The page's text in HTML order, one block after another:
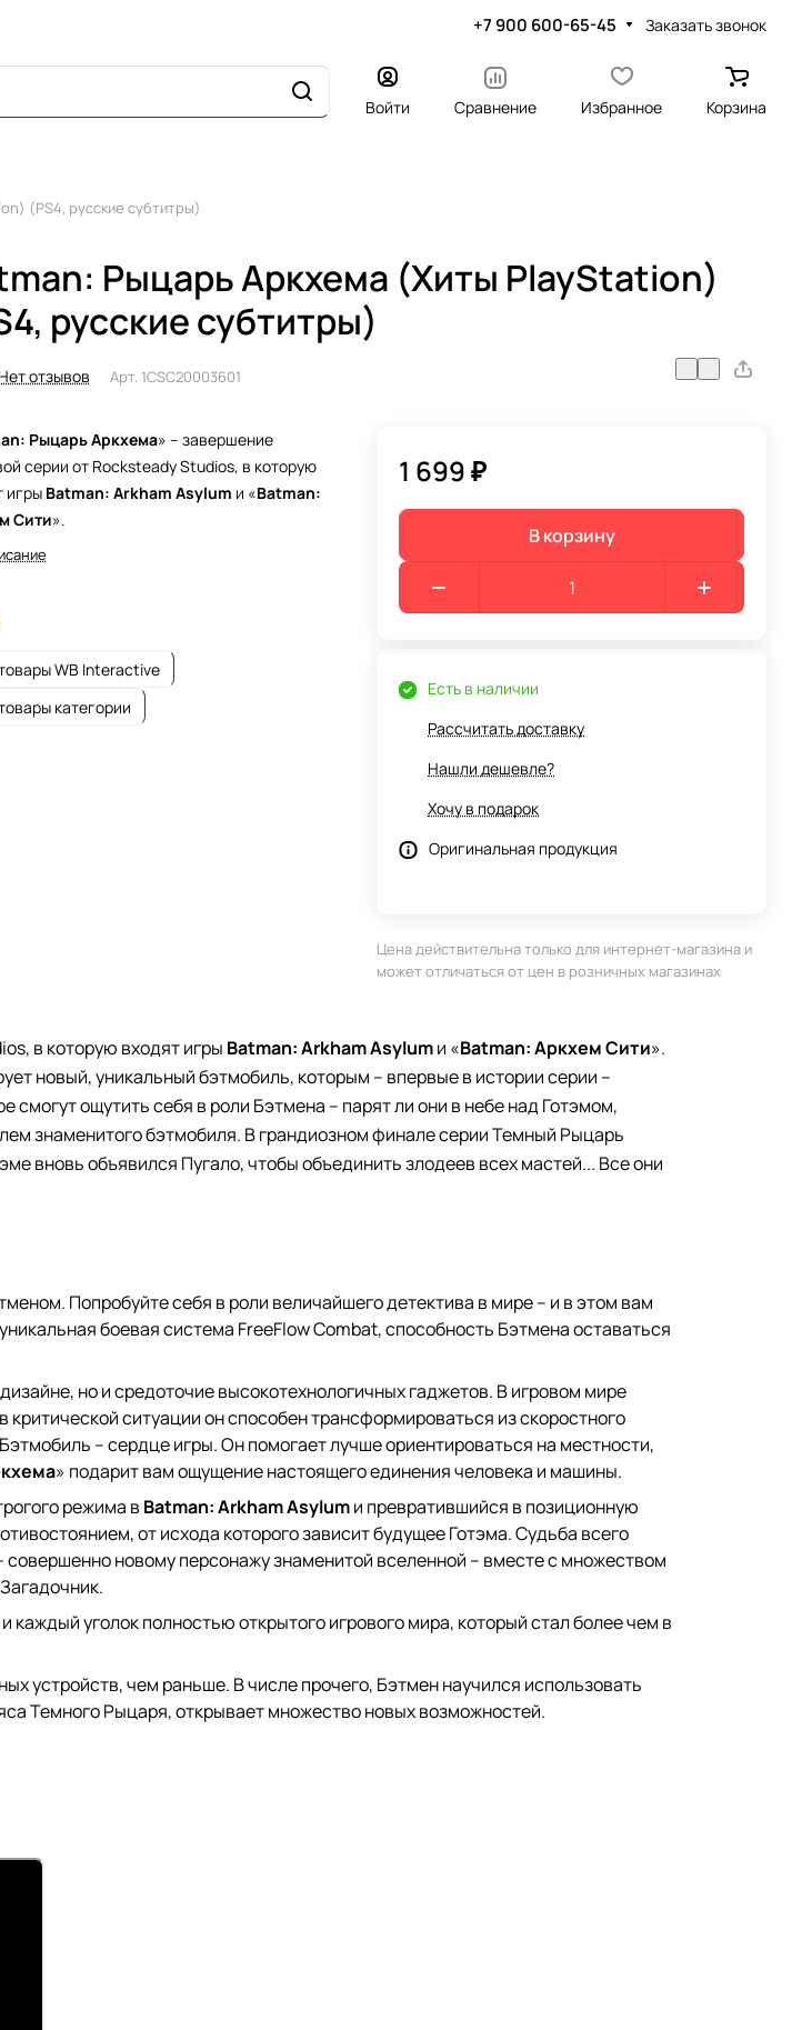
+7 900 600-65-45 Заказать звонок
Войти Сравнение Избранное Корзина
(PS4, русские субтитры)
Рыцарь Аркхема (Хиты PlayStation)
русские субтитры)
Нет отзывов Арт. 1CSC20003601
Рыцарь Аркхема» – завершение
серии от Rocksteady Studios, в которую
игры Batman: Arkham Asylum и «Batman:
Сити».
WB Interactive
категории
1 699 ₽
В корзину
Есть в наличии
Рассчитать доставку
Нашли дешевле?
Хочу в подарок
Оригинальная продукция
Цена действительна только для интернет-магазина и
может отличаться от цен в розничных магазинах
в которую входят игры Batman: Arkham Asylumи «Batman: Аркхем Сити».
новый, уникальный бэтмобиль, которым – впервые в истории серии –
ощутить себя в роли Бэтмена – парят ли они в небе над Готэмом,
знаменитого бэтмобиля. В грандиозном финале серии Темный Рыцарь
вновь объявился Пугало, чтобы объединить злодеев всех мастей... Все они
Попробуйте себя в роли величайшего детектива в мире – и в этом вам
боевая система FreeFlow Combat, способность Бэтмена оставаться
но и средоточие высокотехнологичных гаджетов. В игровом мире
ситуации он способен трансформироваться из скоростного
– сердце игры. Он помогает лучше ориентироваться на местности,
» подарит вам ощущение настоящего единения человека и машины.
режима в Batman: Arkham Asylumи превратившийся в позиционную
от исхода которого зависит будущее Готэма. Судьба всего
новому персонажу знаменитой вселенной – вместе с множеством
уголок полностью открытого игрового мира, который стал более чем в
устройств, чем раньше. В числе прочего, Бэтмен научился использовать
Темного Рыцаря, открывает множество новых возможностей.